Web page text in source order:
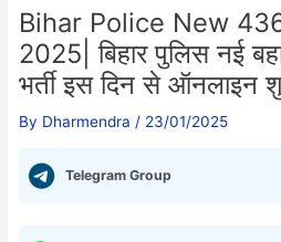
Bihar Police New
2025| बिहार पुलिस नई
भर्ती इस दिन से ऑनलाइन
By Dharmendra / 23/01/2025
Telegram Group